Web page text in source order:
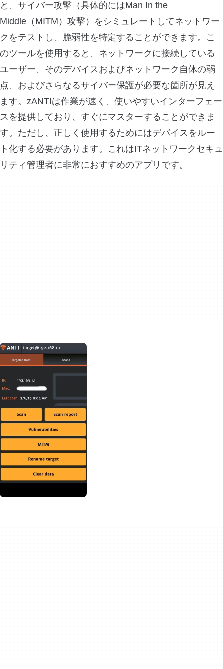
と、サイバー攻撃（具体的にはMan In the
Middle（MITM）攻撃）をシミュレートしてネットワー
クをテストし、脆弱性を特定することができます。こ
のツールを使用すると、ネットワークに接続している
ユーザー、そのデバイスおよびネットワーク自体の弱
点、およびさらなるサイバー保護が必要な箇所が見え
ます。zANTIは作業が速く、使いやすいインターフェー
スを提供しており、すぐにマスターすることができま
す。ただし、正しく使用するためにはデバイスをルー
ト化する必要があります。これはITネットワークセキュ
リティ管理者に非常におすすめのアプリです。